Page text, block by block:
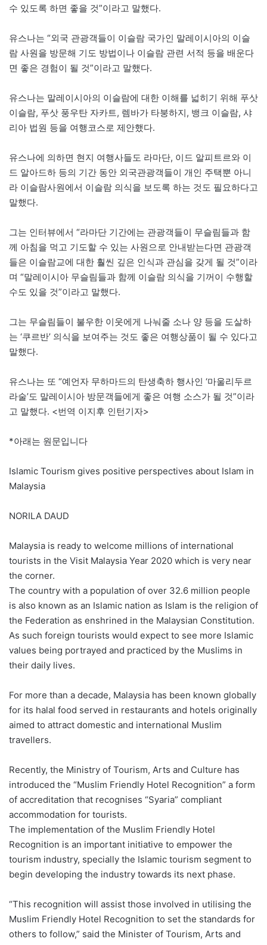
수 있도록 하면 좋을 것”이라고 말했다.
유스나는 “외국 관광객들이 이슬람 국가인 말레이시아의 이슬
람 사원을 방문해 기도 방법이나 이슬람 관련 서적 등을 배운다
면 좋은 경험이 될 것”이라고 말했다.
유스나는 말레이시아의 이슬람에 대한 이해를 넓히기 위해 푸삿
이슬람, 푸삿 풍우탄 자카트, 렘바가 타붕하지, 뱅크 이슬람, 샤
리아 법원 등을 여행코스로 제안했다.
유스나에 의하면 현지 여행사들도 라마단, 이드 알피트르와 이
드 알아드하 등의 기간 동안 외국관광객들이 개인 주택뿐 아니
라 이슬람사원에서 이슬람 의식을 보도록 하는 것도 필요하다고
말했다.
그는 인터뷰에서 “라마단 기간에는 관광객들이 무슬림들과 함
께 아침을 먹고 기도할 수 있는 사원으로 안내받는다면 관광객
들은 이슬람교에 대한 훨씬 깊은 인식과 관심을 갖게 될 것”이라
며 “말레이시아 무슬림들과 함께 이슬람 의식을 기꺼이 수행할
수도 있을 것”이라고 말했다.
그는 무슬림들이 불우한 이웃에게 나눠줄 소나 양 등을 도살하
는 ‘쿠르반’ 의식을 보여주는 것도 좋은 여행상품이 될 수 있다고
말했다.
유스나는 또 “예언자 무하마드의 탄생축하 행사인 ‘마울리두르
라술’도 말레이시아 방문객들에게 좋은 여행 소스가 될 것”이라
고 말했다. <번역 이지후 인턴기자>
*아래는 원문입니다
Islamic Tourism gives positive perspectives about Islam in
Malaysia
NORILA DAUD
Malaysia is ready to welcome millions of international
tourists in the Visit Malaysia Year 2020 which is very near
the corner.
The country with a population of over 32.6 million people
is also known as an Islamic nation as Islam is the religion of
the Federation as enshrined in the Malaysian Constitution.
As such foreign tourists would expect to see more Islamic
values being portrayed and practiced by the Muslims in
their daily lives.
For more than a decade, Malaysia has been known globally
for its halal food served in restaurants and hotels originally
aimed to attract domestic and international Muslim
travellers.
Recently, the Ministry of Tourism, Arts and Culture has
introduced the “Muslim Friendly Hotel Recognition” a form
of accreditation that recognises “Syaria” compliant
accommodation for tourists.
The implementation of the Muslim Friendly Hotel
Recognition is an important initiative to empower the
tourism industry, specially the Islamic tourism segment to
begin developing the industry towards its next phase.
“This recognition will assist those involved in utilising the
Muslim Friendly Hotel Recognition to set the standards for
others to follow,” said the Minister of Tourism, Arts and